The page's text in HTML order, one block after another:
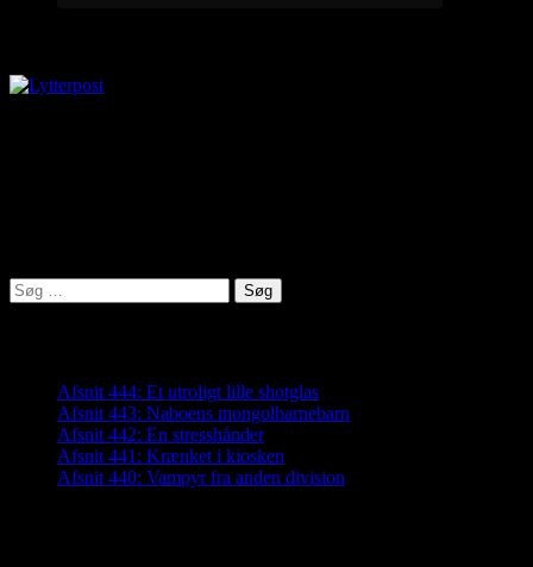
Søg
efter:
Afsnit 444: Et utroligt lille shotglas
Afsnit 443: Naboens mongolbarnebarn
Afsnit 442: En stresshånder
Afsnit 441: Krænket i kiosken
Afsnit 440: Vampyr fra anden division